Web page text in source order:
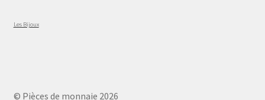
Les Bijoux
© Pièces de monnaie 2026